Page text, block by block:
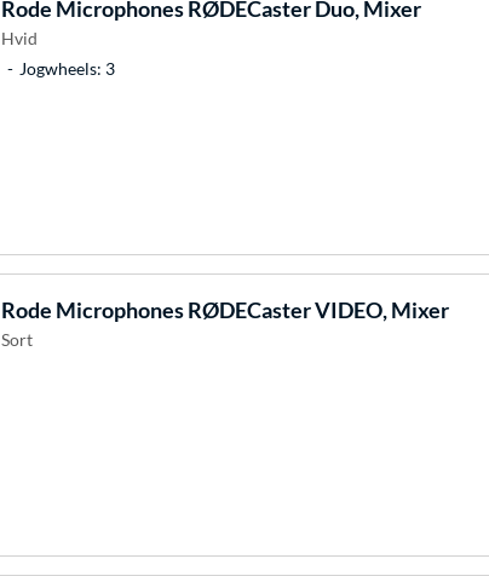
Rode MicrophonesRØDECaster Duo, Mixer
Hvid
Jogwheels: 3
Rode MicrophonesRØDECaster VIDEO, Mixer
Sort